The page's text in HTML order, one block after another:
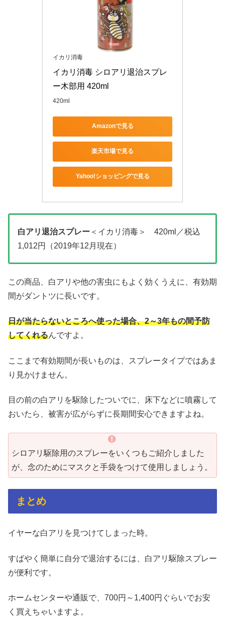
イカリ消毒
イカリ消毒 シロアリ退治スプレ
ー木部用 420ml
420ml
Amazonで見る
楽天市場で見る
Yahoo!ショッピングで見る
白アリ退治スプレー ＜イカリ消毒＞ 420ml／税込
1,012円（2019年12月現在）
この商品、白アリや他の害虫にもよく効くうえに、有効期
間がダントツに長いです。
日が当たらないところへ使った場合、2～3年もの間予防
してくれるんですよ。
ここまで有効期間が長いものは、スプレータイプではあま
り見かけません。
目の前の白アリを駆除したついでに、床下などに噴霧して
おいたら、被害が広がらずに長期間安心できますよね。
シロアリ駆除用のスプレーをいくつもご紹介しました
が、念のためにマスクと手袋をつけて使用しましょう。
まとめ
イヤーな白アリを見つけてしまった時。
すばやく簡単に自分で退治するには、白アリ駆除スプレー
が便利です。
ホームセンターや通販で、700円～1,400円ぐらいでお安
く買えちゃいますよ。